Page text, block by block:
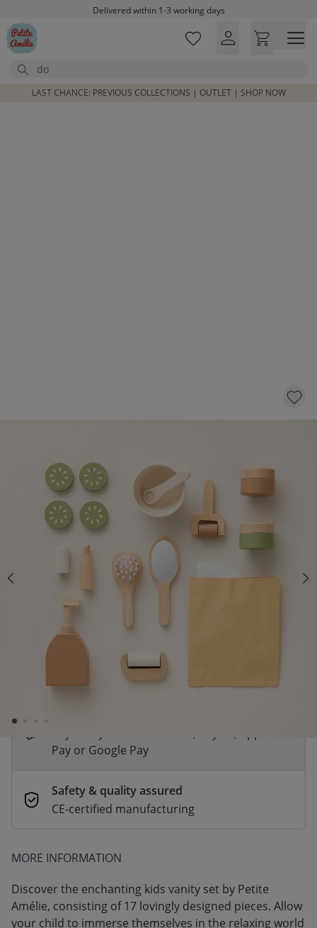
Skip to main contentDelivered within 1-3 working days
Free shipping on orders above £100*
Search
LAST CHANCE: PREVIOUS COLLECTIONS | OUTLET | SHOP NOW
D'AMÉLIE»
95
CLICK AND BUY
Fast & Free delivery above £100
Order by 21:00 for same-day dispatch.
Delivery in 1–3 business days
Pay or Google Pay
Safety & quality assured
CE-certified manufacturing
MORE INFORMATION
Discover the enchanting kids vanity set by Petite
Amélie, consisting of 17 lovingly designed pieces. Allow
your child to immerse themselves in the relaxing world